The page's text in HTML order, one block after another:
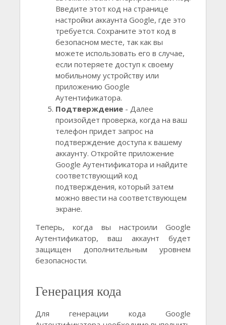
Введите этот код на странице
настройки аккаунта Google, где это
требуется. Сохраните этот код в
безопасном месте, так как вы
можете использовать его в случае,
если потеряете доступ к своему
мобильному устройству или
приложению Google
Аутентификатора.
Подтверждение - Далее
произойдет проверка, когда на ваш
телефон придет запрос на
подтверждение доступа к вашему
аккаунту. Откройте приложение
Google Аутентификатора и найдите
соответствующий код
подтверждения, который затем
можно ввести на соответствующем
экране.
Теперь, когда вы настроили Google
Аутентификатор, ваш аккаунт будет
защищен дополнительным уровнем
безопасности.
Генерация кода
Для генерации кода Google